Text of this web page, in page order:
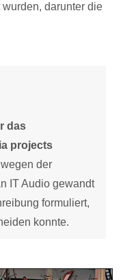
darunter die
das
projects
der
IT Audio gewandt
formuliert,
konnte.